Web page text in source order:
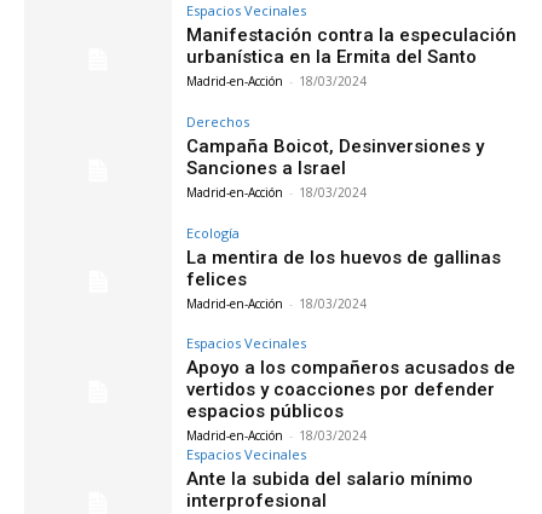
Espacios Vecinales
Manifestación contra la especulación
urbanística en la Ermita del Santo
Madrid-en-Acción - 18/03/2024
Derechos
Campaña Boicot, Desinversiones y
Sanciones a Israel
Madrid-en-Acción - 18/03/2024
Ecología
La mentira de los huevos de gallinas
felices
Madrid-en-Acción - 18/03/2024
Espacios Vecinales
Apoyo a los compañeros acusados de
vertidos y coacciones por defender
espacios públicos
Madrid-en-Acción - 18/03/2024
Espacios Vecinales
Ante la subida del salario mínimo
interprofesional